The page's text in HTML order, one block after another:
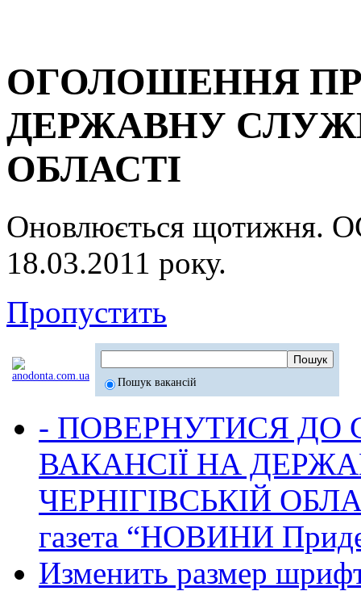
ОГОЛОШЕННЯ
ДЕРЖАВНУ
ОБЛАСТІ
Оновлюється
18.03.2011 року.
Пропустить
Пошук вакансій
- ПОВЕРНУТИСЯ ДО
ВАКАНСІЇ НА
ЧЕРНІГІВСЬКІЙ
газета “НОВИНИ
Изменить размер